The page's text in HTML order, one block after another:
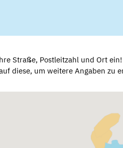
Straße, Postleitzahl und Ort
diese, um weitere Angaben zu